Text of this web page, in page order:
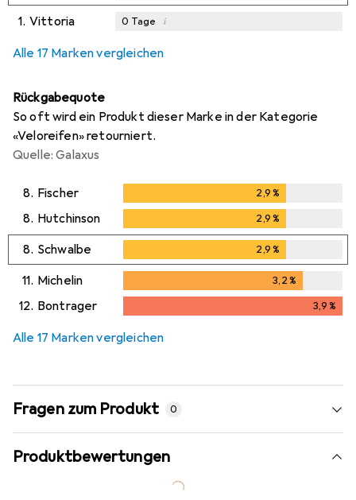
1. Vittoria 0 Tage i
Alle 17 Marken vergleichen
Rückgabequote
So oft wird ein Produkt dieser Marke in der Kategorie
«Veloreifen» retourniert.
Quelle: Galaxus
8. Fischer 2,9%
8. Hutchinson 2,9%
8. Schwalbe 2,9%
11. Michelin 3,2%
12. Bontrager 3,9%
Alle 17 Marken vergleichen
Fragen zum Produkt 0
Produktbewertungen